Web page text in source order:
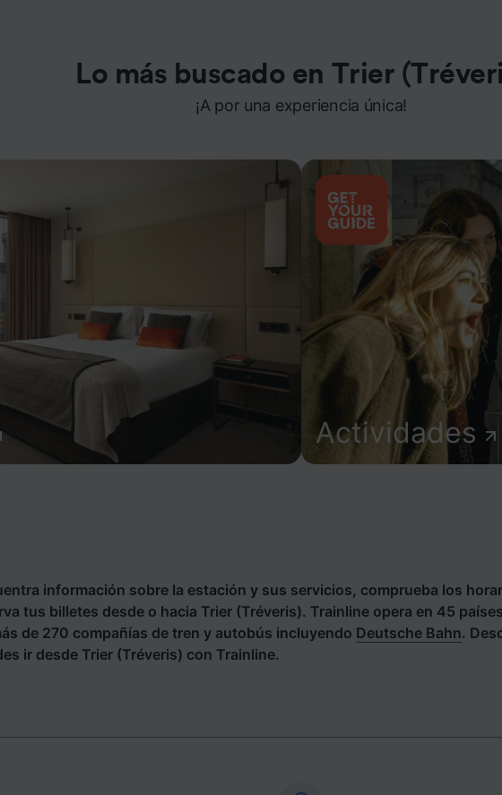
Lo más buscado en Trier
¡A por una experiencia única!
Actividades
información sobre la estación y sus servicios, comprueba los
tus billetes desde o hacia Trier (Tréveris). Trainline opera en 45
de 270 compañías de tren y autobús incluyendo Deutsche Bahn.
ir desde Trier (Tréveris) con Trainline.